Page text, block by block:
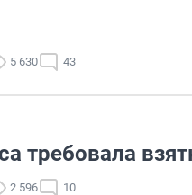
5 630 43
требовала
2 596 10